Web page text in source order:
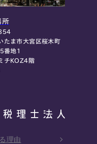
所
たま市大宮区桜木町
番地1
チKOZ4階
理由